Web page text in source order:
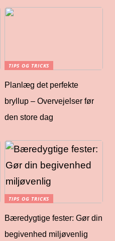
TIPS OG TRICKS
Planlæg det perfekte
bryllup – Overvejelser før
den store dag
TIPS OG TRICKS
Bæredygtige fester: Gør din
begivenhed miljøvenlig